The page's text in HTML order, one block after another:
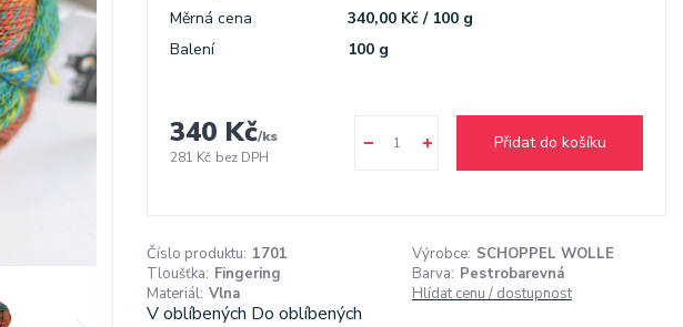
Měrná cena
340,00 Kč / 100 g
Balení
100 g
340 Kč/ks
281 Kč bez DPH
Přidat do košíku
Číslo produktu: 1701 Výrobce: SCHOPPEL WOLLE
Tloušťka: Fingering Barva: Pestrobarevná
Materiál: Vlna Hlídat cenu / dostupnost
V oblíbených Do oblíbených